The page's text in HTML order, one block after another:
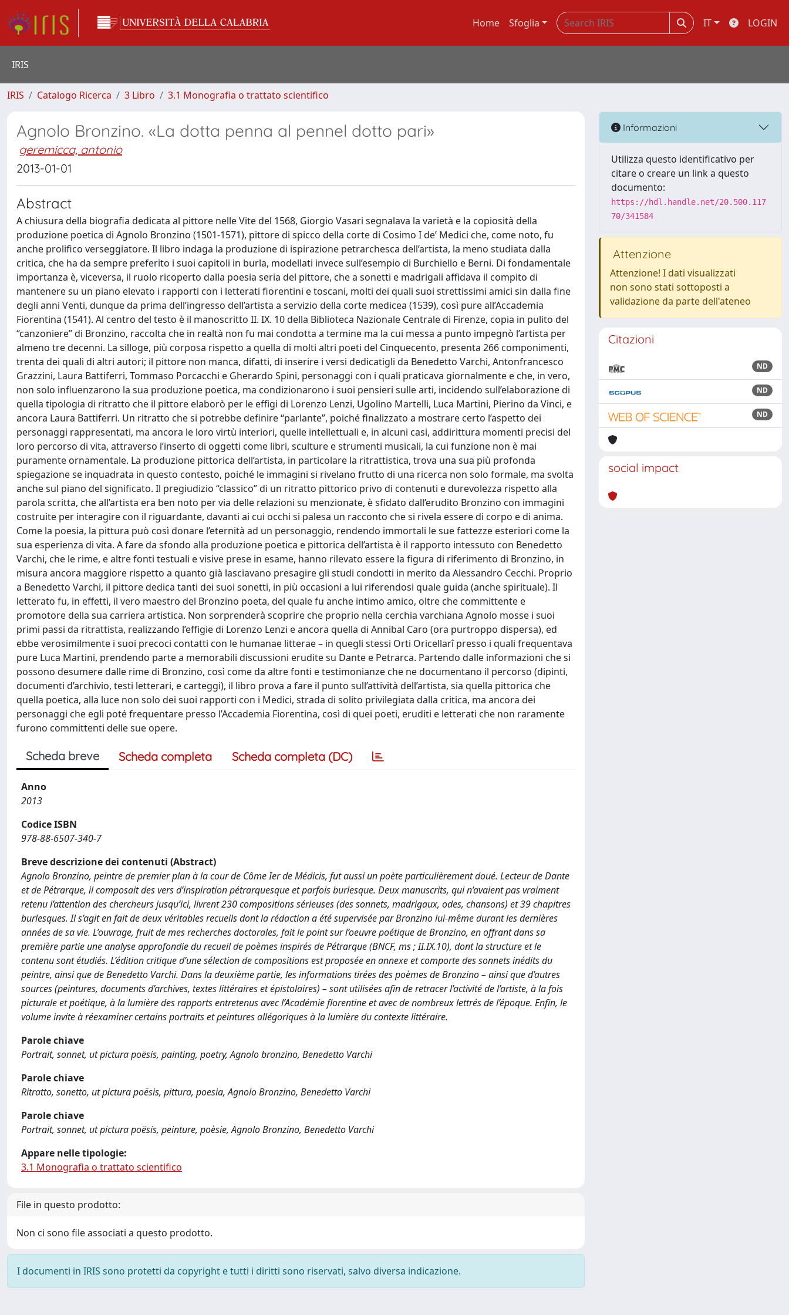
Home Sfoglia IT LOGIN
IRIS
IRIS Catalogo Ricerca 3 Libro 3.1 Monografia o trattato scientifico
Agnolo Bronzino. «La dotta penna al pennel dotto pari»
geremicca, antonio
2013-01-01
Abstract
A chiusura della biografia dedicata al pittore nelle Vite del 1568, Giorgio Vasari segnalava la varietà e la copiosità della
produzione poetica di Agnolo Bronzino (1501-1571), pittore di spicco della corte di Cosimo I de’ Medici che, come noto, fu
anche prolifico verseggiatore. Il libro indaga la produzione di ispirazione petrarchesca dell’artista, la meno studiata dalla
critica, che ha da sempre preferito i suoi capitoli in burla, modellati invece sull’esempio di Burchiello e Berni. Di fondamentale
importanza è, viceversa, il ruolo ricoperto dalla poesia seria del pittore, che a sonetti e madrigali affidava il compito di
mantenere su un piano elevato i rapporti con i letterati fiorentini e toscani, molti dei quali suoi strettissimi amici sin dalla fine
degli anni Venti, dunque da prima dell’ingresso dell’artista a servizio della corte medicea (1539), così pure all’Accademia
Fiorentina (1541). Al centro del testo è il manoscritto II. IX. 10 della Biblioteca Nazionale Centrale di Firenze, copia in pulito del
“canzoniere” di Bronzino, raccolta che in realtà non fu mai condotta a termine ma la cui messa a punto impegnò l’artista per
almeno tre decenni. La silloge, più corposa rispetto a quella di molti altri poeti del Cinquecento, presenta 266 componimenti,
trenta dei quali di altri autori; il pittore non manca, difatti, di inserire i versi dedicatigli da Benedetto Varchi, Antonfrancesco
Grazzini, Laura Battiferri, Tommaso Porcacchi e Gherardo Spini, personaggi con i quali praticava giornalmente e che, in vero,
non solo influenzarono la sua produzione poetica, ma condizionarono i suoi pensieri sulle arti, incidendo sull’elaborazione di
quella tipologia di ritratto che il pittore elaborò per le effigi di Lorenzo Lenzi, Ugolino Martelli, Luca Martini, Pierino da Vinci, e
ancora Laura Battiferri. Un ritratto che si potrebbe definire “parlante”, poiché finalizzato a mostrare certo l’aspetto dei
personaggi rappresentati, ma ancora le loro virtù interiori, quelle intellettuali e, in alcuni casi, addirittura momenti precisi del
loro percorso di vita, attraverso l’inserto di oggetti come libri, sculture e strumenti musicali, la cui funzione non è mai
puramente ornamentale. La produzione pittorica dell’artista, in particolare la ritrattistica, trova una sua più profonda
spiegazione se inquadrata in questo contesto, poiché le immagini si rivelano frutto di una ricerca non solo formale, ma svolta
anche sul piano del significato. Il pregiudizio “classico” di un ritratto pittorico privo di contenuti e durevolezza rispetto alla
parola scritta, che all’artista era ben noto per via delle relazioni su menzionate, è sfidato dall’erudito Bronzino con immagini
costruite per interagire con il riguardante, davanti ai cui occhi si palesa un racconto che si rivela essere di corpo e di anima.
Come la poesia, la pittura può così donare l’eternità ad un personaggio, rendendo immortali le sue fattezze esteriori come la
sua esperienza di vita. A fare da sfondo alla produzione poetica e pittorica dell’artista è il rapporto intessuto con Benedetto
Varchi, che le rime, e altre fonti testuali e visive prese in esame, hanno rilevato essere la figura di riferimento di Bronzino, in
misura ancora maggiore rispetto a quanto già lasciavano presagire gli studi condotti in merito da Alessandro Cecchi. Proprio
a Benedetto Varchi, il pittore dedica tanti dei suoi sonetti, in più occasioni a lui riferendosi quale guida (anche spirituale). Il
letterato fu, in effetti, il vero maestro del Bronzino poeta, del quale fu anche intimo amico, oltre che committente e
promotore della sua carriera artistica. Non sorprenderà scoprire che proprio nella cerchia varchiana Agnolo mosse i suoi
primi passi da ritrattista, realizzando l’effigie di Lorenzo Lenzi e ancora quella di Annibal Caro (ora purtroppo dispersa), ed
ebbe verosimilmente i suoi precoci contatti con le humanae litterae – in quegli stessi Orti Oricellarî presso i quali frequentava
pure Luca Martini, prendendo parte a memorabili discussioni erudite su Dante e Petrarca. Partendo dalle informazioni che si
possono desumere dalle rime di Bronzino, così come da altre fonti e testimonianze che ne documentano il percorso (dipinti,
documenti d’archivio, testi letterari, e carteggi), il libro prova a fare il punto sull’attività dell’artista, sia quella pittorica che
quella poetica, alla luce non solo dei suoi rapporti con i Medici, strada di solito privilegiata dalla critica, ma ancora dei
personaggi che egli poté frequentare presso l’Accademia Fiorentina, così di quei poeti, eruditi e letterati che non raramente
furono committenti delle sue opere.
Scheda breve Scheda completa Scheda completa (DC)
Anno
2013
Codice ISBN
978-88-6507-340-7
Breve descrizione dei contenuti (Abstract)
Agnolo Bronzino, peintre de premier plan à la cour de Côme Ier de Médicis, fut aussi un poète particulièrement doué. Lecteur de Dante
et de Pétrarque, il composait des vers d’inspiration pétrarquesque et parfois burlesque. Deux manuscrits, qui n’avaient pas vraiment
retenu l’attention des chercheurs jusqu’ici, livrent 230 compositions sérieuses (des sonnets, madrigaux, odes, chansons) et 39 chapitres
burlesques. Il s’agit en fait de deux véritables recueils dont la rédaction a été supervisée par Bronzino lui-même durant les dernières
années de sa vie. L’ouvrage, fruit de mes recherches doctorales, fait le point sur l’oeuvre poétique de Bronzino, en offrant dans sa
première partie une analyse approfondie du recueil de poèmes inspirés de Pétrarque (BNCF, ms ; II.IX.10), dont la structure et le
contenu sont étudiés. L’édition critique d’une sélection de compositions est proposée en annexe et comporte des sonnets inédits du
peintre, ainsi que de Benedetto Varchi. Dans la deuxième partie, les informations tirées des poèmes de Bronzino – ainsi que d’autres
sources (peintures, documents d’archives, textes littéraires et épistolaires) – sont utilisées afin de retracer l’activité de l’artiste, à la fois
picturale et poétique, à la lumière des rapports entretenus avec l’Académie florentine et avec de nombreux lettrés de l’époque. Enfin, le
volume invite à réexaminer certains portraits et peintures allégoriques à la lumière du contexte littéraire.
Parole chiave
Portrait, sonnet, ut pictura poësis, painting, poetry, Agnolo bronzino, Benedetto Varchi
Parole chiave
Ritratto, sonetto, ut pictura poësis, pittura, poesia, Agnolo Bronzino, Benedetto Varchi
Parole chiave
Portrait, sonnet, ut pictura poësis, peinture, poèsie, Agnolo Bronzino, Benedetto Varchi
Appare nelle tipologie:
3.1 Monografia o trattato scientifico
File in questo prodotto:
Non ci sono file associati a questo prodotto.
I documenti in IRIS sono protetti da copyright e tutti i diritti sono riservati, salvo diversa indicazione.
Informazioni
Utilizza questo identificativo per
citare o creare un link a questo
documento:
https://hdl.handle.net/20.500.117
70/341584
Attenzione
Attenzione! I dati visualizzati
non sono stati sottoposti a
validazione da parte dell'ateneo
Citazioni
ND
ND
ND
social impact